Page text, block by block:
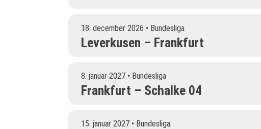
18. december 2026 • Bundesliga
Leverkusen – Frankfurt
8. januar 2027 • Bundesliga
Frankfurt – Schalke 04
15. januar 2027 • Bundesliga